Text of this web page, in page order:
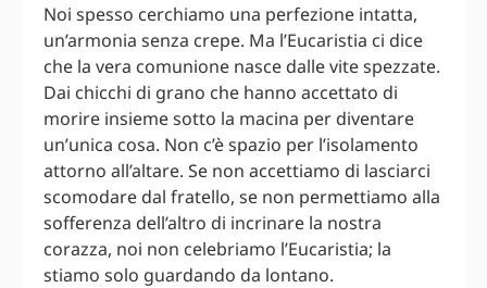
Noi spesso cerchiamo una perfezione intatta,
un’armonia senza crepe. Ma l’Eucaristia ci dice
che la vera comunione nasce dalle vite spezzate.
Dai chicchi di grano che hanno accettato di
morire insieme sotto la macina per diventare
un’unica cosa. Non c’è spazio per l’isolamento
attorno all’altare. Se non accettiamo di lasciarci
scomodare dal fratello, se non permettiamo alla
sofferenza dell’altro di incrinare la nostra
corazza, noi non celebriamo l’Eucaristia; la
stiamo solo guardando da lontano.